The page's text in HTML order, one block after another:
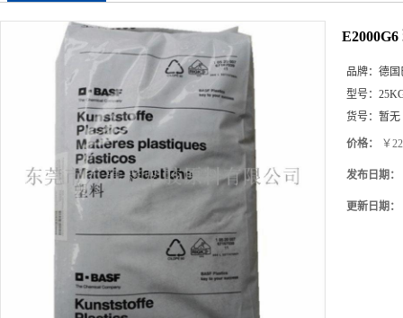
品牌： 德国
型号：
货号： 暂无
价格： ￥
发布日期：
更新日期：